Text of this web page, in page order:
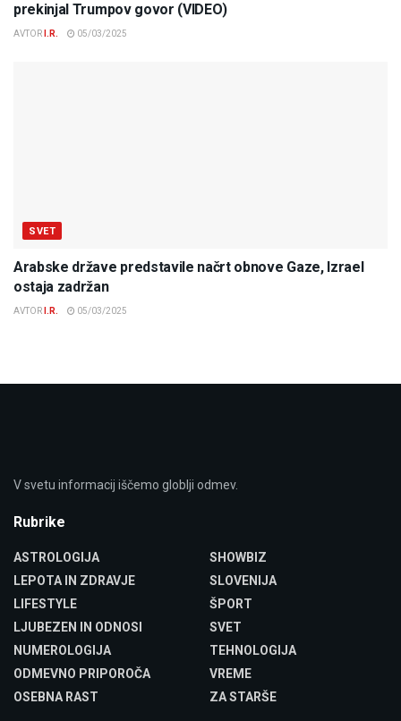
prekinjal Trumpov govor (VIDEO)
AVTOR I.R. 05/03/2025
SVET
Arabske države predstavile načrt obnove Gaze, Izrael
ostaja zadržan
AVTOR I.R. 05/03/2025
V svetu informacij iščemo globlji odmev.
Rubrike
ASTROLOGIJA
LEPOTA IN ZDRAVJE
LIFESTYLE
LJUBEZEN IN ODNOSI
NUMEROLOGIJA
ODMEVNO PRIPOROČA
OSEBNA RAST
SHOWBIZ
SLOVENIJA
ŠPORT
SVET
TEHNOLOGIJA
VREME
ZA STARŠE